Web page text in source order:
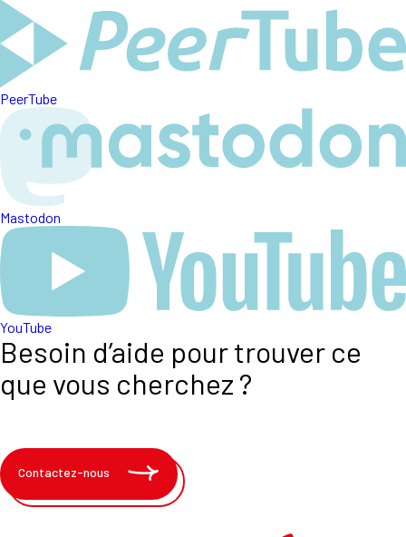
PeerTube
Mastodon
YouTube
Besoin d’aide pour trouver ce
que vous cherchez ?
Contactez-nous